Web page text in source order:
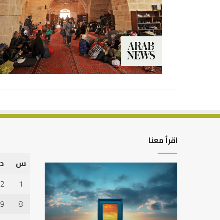
اقرأ معنا
التوازن
عمل
الدنيا
وطلب
كيف
العبادات
شخصية
الإنسان؟
س
د
1
2
8
9